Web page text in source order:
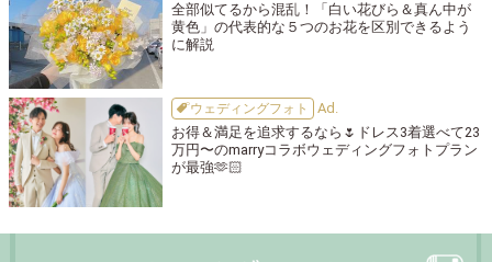
全部似てるから混乱！「白い花びら＆真ん中が
黄色」の代表的な５つのお花を区別できるよう
に解説
ウェディングフォト
お得＆満足を追求するなら🌷ドレス3着選べて23
万円〜のmarryコラボウェディングフォトプラン
が最強🫶🏻